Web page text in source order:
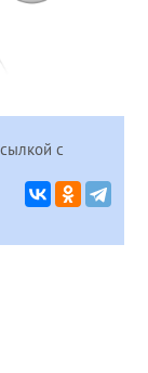
с